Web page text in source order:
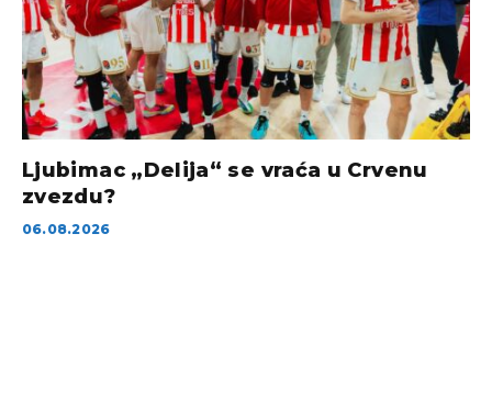
Ljubimac „Delija“ se vraća u Crvenu
zvezdu?
06.08.2026